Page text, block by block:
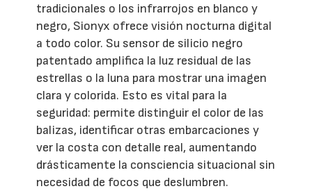
tradicionales o los infrarrojos en blanco y
negro, Sionyx ofrece visión nocturna digital
a todo color. Su sensor de silicio negro
patentado amplifica la luz residual de las
estrellas o la luna para mostrar una imagen
clara y colorida. Esto es vital para la
seguridad: permite distinguir el color de las
balizas, identificar otras embarcaciones y
ver la costa con detalle real, aumentando
drásticamente la consciencia situacional sin
necesidad de focos que deslumbren.